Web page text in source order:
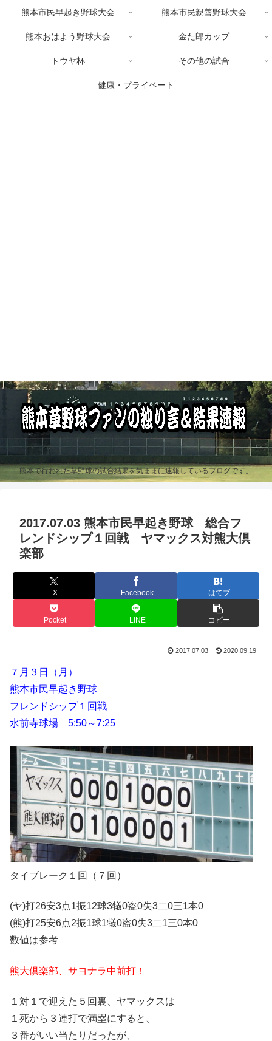
熊本で行われた草野球の試合結果を気ままに速報しているブログです。
熊本市民早起き野球大会 熊本市民親善野球大会
熊本おはよう野球大会 金た郎カップ
トウヤ杯 その他の試合
健康・プライベート
2017.07.03 熊本市民早起き野球 総合フ
レンドシップ１回戦 ヤマックス対熊大倶
楽部
X Facebook はてブ
Pocket LINE コピー
2017.07.03 2020.09.19
７月３日（月）
熊本市民早起き野球
フレンドシップ１回戦
水前寺球場 5:50～7:25
タイブレーク１回（７回）
(ヤ)打26安3点1振12球3犠0盗0失3二0三1本0
(熊)打25安6点2振1球1犠0盗0失3二1三0本0
数値は参考
熊大倶楽部、サヨナラ中前打！
１対１で迎えた５回裏、ヤマックスは
１死から３連打で満塁にすると、
３番がいい当たりだったが、